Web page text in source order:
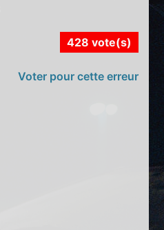
428 vote(s)
Voter pour cette erreur